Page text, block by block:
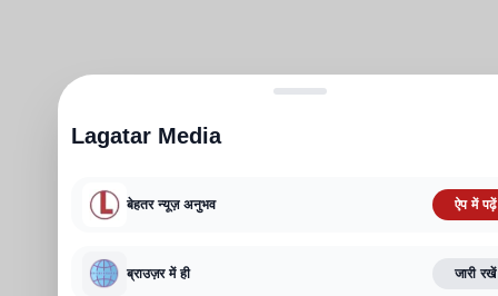
Lagatar Media
बेहतर न्यूज़ अनुभव ऐप में पढ़ें
ब्राउज़र में ही जारी रखें